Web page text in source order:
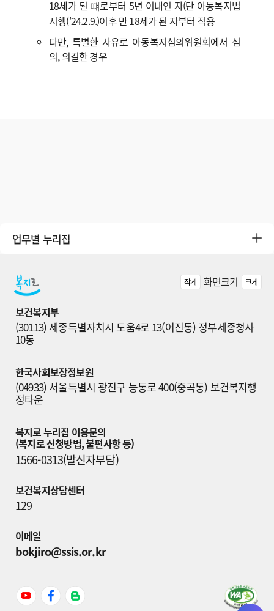
18세가 된 떄로부터 5년 이내인 자(단 아동복지법
시행('24.2.9.)이후 만 18세가 된 자부터 적용
다만, 특별한 사유로 아동복지심의위원회에서 심
의, 의결한 경우
업무별 누리집
작게 화면크기 크게
보건복지부
(30113) 세종특별자치시 도움4로 13(어진동) 정부세종청사
10동
한국사회보장정보원
(04933) 서울특별시 광진구 능동로 400(중곡동) 보건복지행
정타운
복지로 누리집 이용문의
(복지로 신청방법, 불편사항 등)
1566-0313(발신자부담)
보건복지상담센터
129
이메일
bokjiro@ssis.or.kr